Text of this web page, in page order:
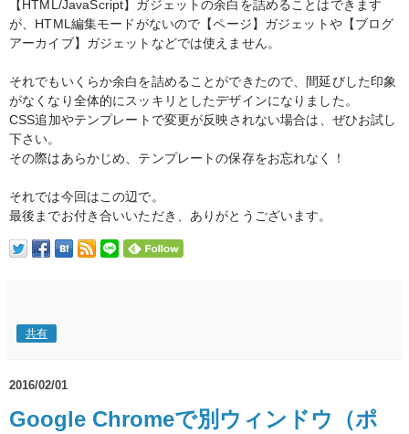
【HTML/JavaScript】ガジェットの余白を詰めることはできます
が、HTML編集モードがないので【ページ】ガジェットや【ブログ
アーカイブ】ガジェットなどでは使えません。
それでもいくらか余白を詰めることができたので、間延びした印象
がなくなり全体的にスッキリとしたデザインになりました。
CSS追加やテンプレートで変更が反映されない場合は、ぜひお試し
下さい。
その際はあらかじめ、テンプレートの保存をお忘れなく！
それでは今回はこの辺で。
最後までお付き合いいただき、ありがとうございます。
共有
2016/02/01
Google Chromeで別ウィンドウ（ポ